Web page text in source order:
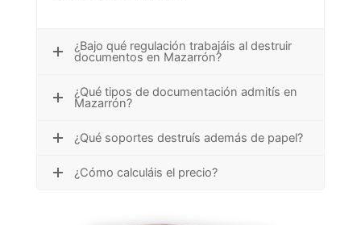
¿Bajo qué regulación trabajáis al destruir
documentos en Mazarrón?
¿Qué tipos de documentación admitís en
Mazarrón?
¿Qué soportes destruís además de papel?
¿Cómo calculáis el precio?